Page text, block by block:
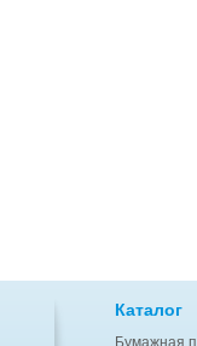
Каталог
Бумажная